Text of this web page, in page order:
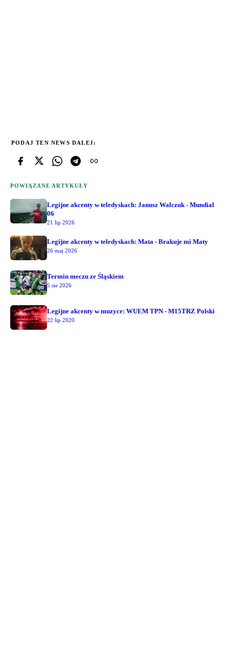
PODAJ TEN NEWS DALEJ:
POWIĄZANE ARTYKUŁY
Legijne akcenty w teledyskach: Janusz Walczuk - Mundial
06
21 lip 2026
Legijne akcenty w teledyskach: Mata - Brakuje mi Maty
26 maj 2026
Termin meczu ze Śląskiem
5 sie 2026
Legijne akcenty w muzyce: WUEM TPN - M15TRZ Polski
22 lip 2020